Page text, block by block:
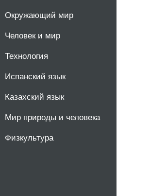
Окружающий мир
Человек и мир
Технология
Испанский язык
Казахский язык
Мир природы и человека
Физкультура